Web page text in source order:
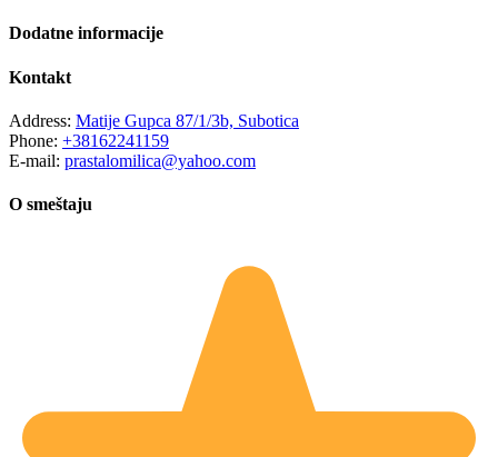
Dodatne informacije
Kontakt
Address: Matije Gupca 87/1/3b, Subotica
Phone: +38162241159
E-mail: prastalomilica@yahoo.com
O smeštaju